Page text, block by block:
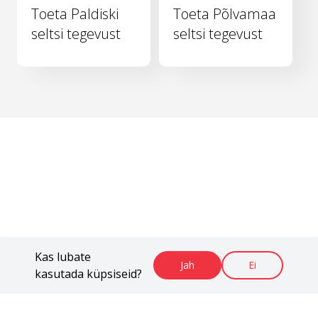
Kas lubate
kasutada küpsiseid?
Jah Ei
Toeta Paldiski
seltsi tegevust
Toeta Põlvamaa
seltsi tegevust